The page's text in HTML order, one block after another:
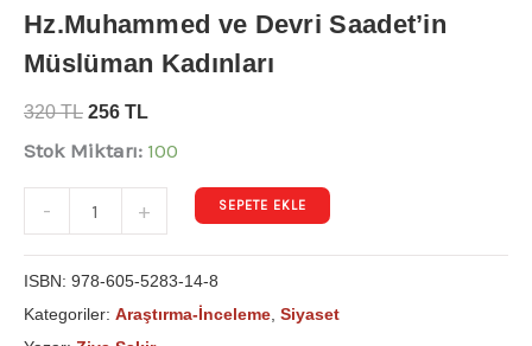
Hz.Muhammed ve Devri Saadet’in
Müslüman Kadınları
320TL 256 TL
Stok Miktarı: 100
- + SEPETE EKLE
ISBN: 978-605-5283-14-8
Kategoriler: Araştırma-İnceleme Siyaset